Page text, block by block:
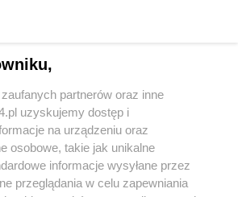
partnerów oraz inne
uzyskujemy dostęp i
na urządzeniu oraz
osobowe, takie jak unikalne
informacje wysyłane przez
przeglądania w celu zapewniania